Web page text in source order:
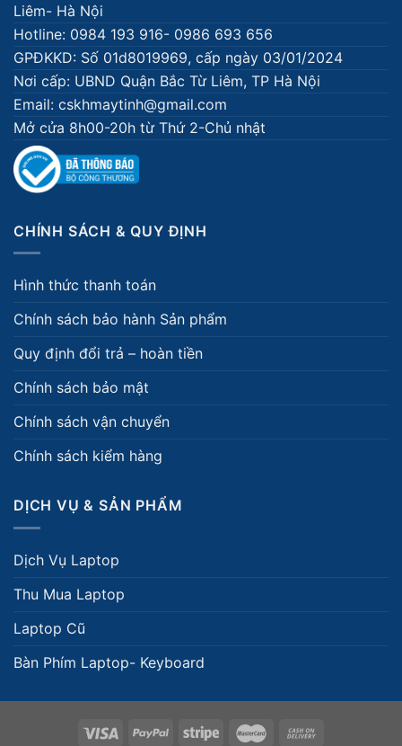
Liêm- Hà Nội
Hotline: 0984 193 916- 0986 693 656
GPĐKKD: Số 01d8019969, cấp ngày 03/01/2024
Nơi cấp: UBND Quận Bắc Từ Liêm, TP Hà Nội
Email: cskhmaytinh@gmail.com
Mở cửa 8h00-20h từ Thứ 2-Chủ nhật
CHÍNH SÁCH & QUY ĐỊNH
Hình thức thanh toán
Chính sách bảo hành Sản phẩm
Quy định đổi trả – hoàn tiền
Chính sách bảo mật
Chính sách vận chuyển
Chính sách kiểm hàng
DỊCH VỤ & SẢN PHẨM
Dịch Vụ Laptop
Thu Mua Laptop
Laptop Cũ
Bàn Phím Laptop- Keyboard